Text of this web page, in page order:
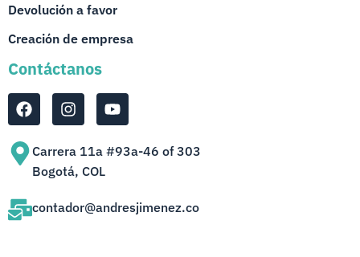
Devolución a favor
Creación de empresa
Contáctanos
Carrera 11a #93a-46 of 303
Bogotá, COL
contador@andresjimenez.co